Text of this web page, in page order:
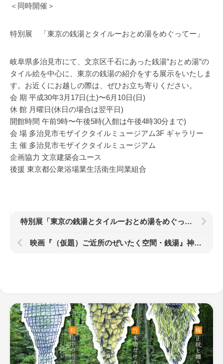
＜同時開催＞
特別展 「東京の銭湯とタイルーおとめ湯をめぐってー」
岐阜県多治見市にて、文京区千石にあった銭湯”おとめ湯”の
タイル絵を中心に、東京の銭湯の紹介をする展示をいたしま
す。お近くにお越しの際は、ぜひお立ち寄りください。
会 期 平成30年3月17日(土)〜6月10日(日)
休 館 月曜日(休日の場合は翌平日)
開館時間 午前9時〜午後5時(入館は午後4時30分まで)
会 場 多治見市モザイクタイルミュージアム3F ギャラリー
主 催 多治見市モザイクタイルミュージアム
企画協力 文京建築会ユース
後援 東京都公衆浴場業生活衛生同業組合
特別展「東京の銭湯とタイルーおとめ湯をめぐってー」3/17（土）−6/10（日）
映画『（仮題）ご近所のぜいたく空間・銭湯』神吉監督からの経過報告